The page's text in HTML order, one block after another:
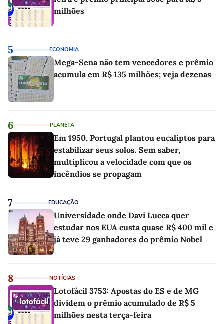
milhões
5 ECONOMIA
Mega-Sena não tem vencedores e prêmio
acumula em R$ 135 milhões; veja dezenas
6 PLANETA
Em 1950, Portugal plantou eucaliptos para
estabilizar seus solos. Sem saber,
multiplicou a velocidade com que os
incêndios se propagam
7 EDUCAÇÃO
Universidade onde Davi Lucca quer
estudar nos EUA custa quase R$ 400 mil e
já teve 29 ganhadores do prêmio Nobel
8 NOTÍCIAS
Lotofácil 3753: Apostas do ES e de MG
dividem o prêmio acumulado de R$ 5
milhões nesta terça-feira